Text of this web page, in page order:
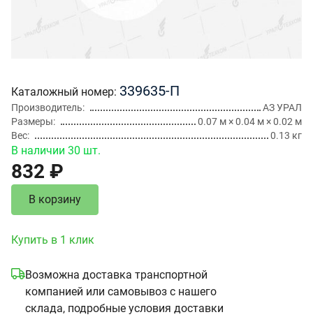
Каталожный номер 339635-П
Производитель
АЗ УРАЛ
Размеры
0.07 м × 0.04 м × 0.02 м
Вес
0.13 кг
В наличии 30 шт.
832 ₽
В корзину
Купить в 1 клик
Возможна доставка транспортной
компанией или самовывоз с нашего
склада, подробные условия доставки